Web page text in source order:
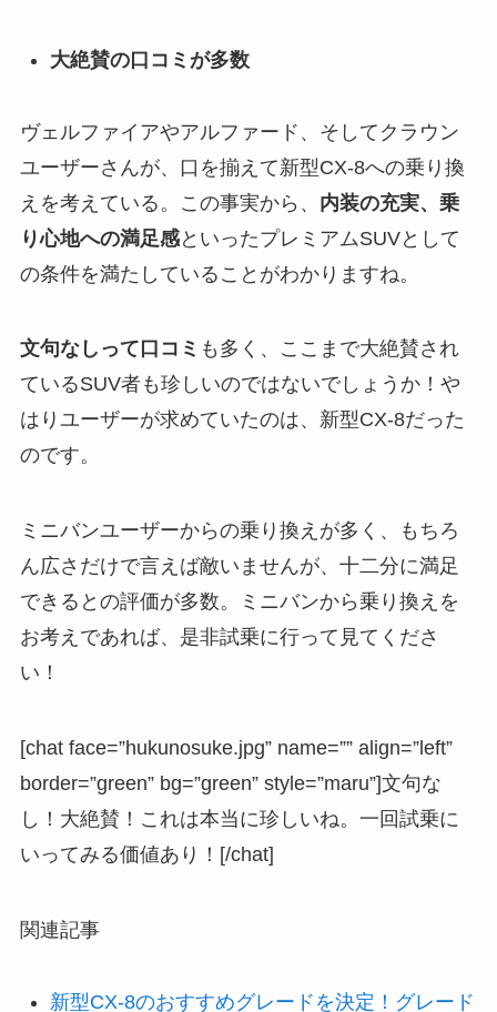
大絶賛の口コミが多数
ヴェルファイアやアルファード、そしてクラウン
ユーザーさんが、口を揃えて新型CX-8への乗り換
えを考えている。
この事実から、 内装の充実、乗
り心地への満足感といったプレミアムSUVとして
の条件を満たしていることがわかりますね。
文句なしって口コミ も多く、ここまで大絶賛され
ているSUV者も珍しいのではないでしょうか！や
はりユーザーが求めていたのは、新型CX-8だった
のです。
ミニバンユーザーからの乗り換えが多く、もちろ
ん広さだけで言えば敵いませんが、十二分に満足
できるとの評価が多数。ミニバンから乗り換えを
お考えであれば、是非試乗に行って見てくださ
い！
[chat face=”hukunosuke.jpg” name=”” align=”left”
border=”green” bg=”green” style=”maru”]文句な
し！大絶賛！これは本当に珍しいね。一回試乗に
いってみる価値あり！[/chat]
関連記事
新型CX-8のおすすめグレードを決定！グレード